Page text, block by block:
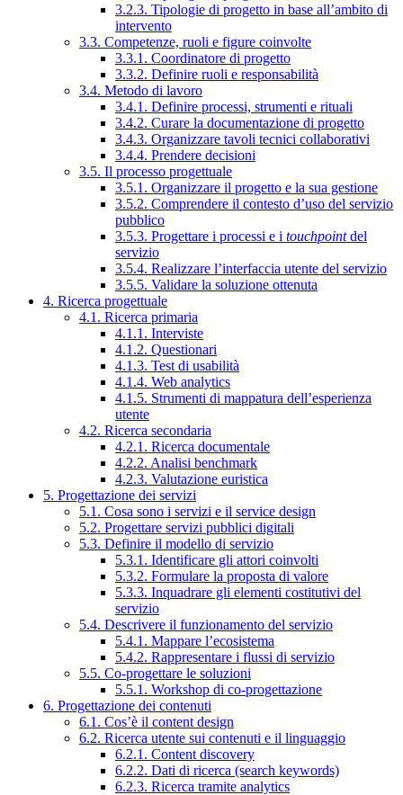
3.2.3. Tipologie di progetto in base all’ambito di
intervento
3.3. Competenze, ruoli e figure coinvolte
3.3.1. Coordinatore di progetto
3.3.2. Definire ruoli e responsabilità
3.4. Metodo di lavoro
3.4.1. Definire processi, strumenti e rituali
3.4.2. Curare la documentazione di progetto
3.4.3. Organizzare tavoli tecnici collaborativi
3.4.4. Prendere decisioni
3.5. Il processo progettuale
3.5.1. Organizzare il progetto e la sua gestione
3.5.2. Comprendere il contesto d’uso del servizio
pubblico
3.5.3. Progettare i processi e i touchpointdel
servizio
3.5.4. Realizzare l’interfaccia utente del servizio
3.5.5. Validare la soluzione ottenuta
4. Ricerca progettuale
4.1. Ricerca primaria
4.1.1. Interviste
4.1.2. Questionari
4.1.3. Test di usabilità
4.1.4. Web analytics
4.1.5. Strumenti di mappatura dell’esperienza
utente
4.2. Ricerca secondaria
4.2.1. Ricerca documentale
4.2.2. Analisi benchmark
4.2.3. Valutazione euristica
5. Progettazione dei servizi
5.1. Cosa sono i servizi e il service design
5.2. Progettare servizi pubblici digitali
5.3. Definire il modello di servizio
5.3.1. Identificare gli attori coinvolti
5.3.2. Formulare la proposta di valore
5.3.3. Inquadrare gli elementi costitutivi del
servizio
5.4. Descrivere il funzionamento del servizio
5.4.1. Mappare l’ecosistema
5.4.2. Rappresentare i flussi di servizio
5.5. Co-progettare le soluzioni
5.5.1. Workshop di co-progettazione
6. Progettazione dei contenuti
6.1. Cos’è il content design
6.2. Ricerca utente sui contenuti e il linguaggio
6.2.1. Content discovery
6.2.2. Dati di ricerca (search keywords)
6.2.3. Ricerca tramite analytics